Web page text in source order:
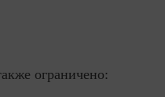
ограничено: